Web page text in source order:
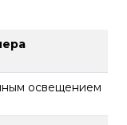
освещением